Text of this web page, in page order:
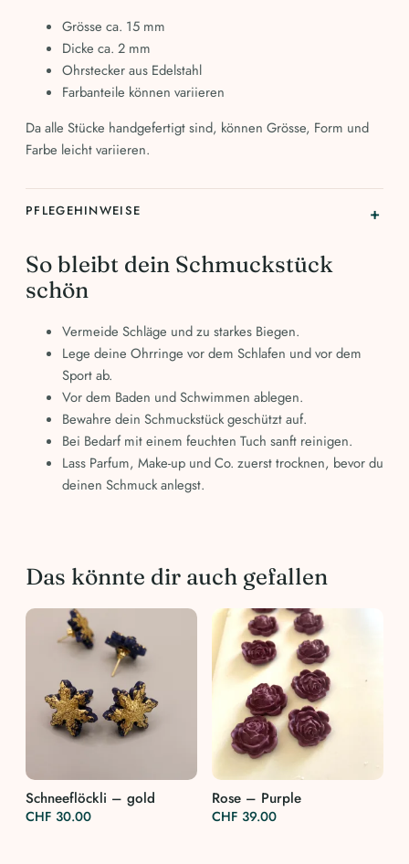
Grösse ca. 15 mm
Dicke ca. 2 mm
Ohrstecker aus Edelstahl
Farbanteile können variieren
Da alle Stücke handgefertigt sind, können Grösse, Form und
Farbe leicht variieren.
PFLEGEHINWEISE
So bleibt dein Schmuckstück
schön
Vermeide Schläge und zu starkes Biegen.
Lege deine Ohrringe vor dem Schlafen und vor dem
Sport ab.
Vor dem Baden und Schwimmen ablegen.
Bewahre dein Schmuckstück geschützt auf.
Bei Bedarf mit einem feuchten Tuch sanft reinigen.
Lass Parfum, Make-up und Co. zuerst trocknen, bevor du
deinen Schmuck anlegst.
Das könnte dir auch gefallen
Schneeflöckli – gold
CHF 30.00
Rose – Purple
CHF 39.00